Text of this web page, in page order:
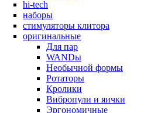
hi-tech
наборы
стимуляторы клитора
оригинальные
Для пар
WANDы
Необычной формы
Ротаторы
Кролики
Вибропули и яички
Эргономичные